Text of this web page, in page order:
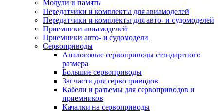
Модули и память
Передатчики и комплекты для авиамоделей
Передатчики и комплекты для авто- и судомоделей
Приемники авиамоделей
Приемники авто- и судомодели
Сервоприводы
Аналоговые сервоприводы стандартного
размера
Большие сервоприводы
Запчасти для сервоприводов
Кабели и разъемы для сервоприводов и
приемников
Качалки на сервоприводы